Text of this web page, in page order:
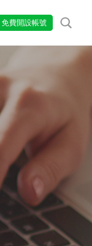
免費開設帳號